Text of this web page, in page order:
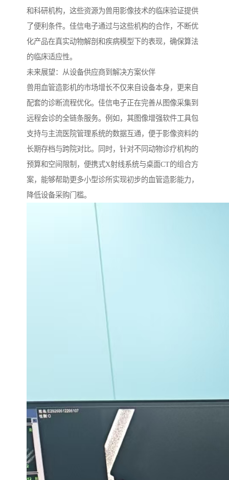
和科研机构，这些资源为兽用影像技术的临床验证提供
了便利条件。佳信电子通过与这些机构的合作，不断优
化产品在真实动物解剖和疾病模型下的表现，确保算法
的临床适应性。
未来展望：从设备供应商到解决方案伙伴
兽用血管造影机的市场增长不仅来自设备本身，更来自
配套的诊断流程优化。佳信电子正在完善从图像采集到
远程会诊的全链条服务。例如，其图像增强软件工具包
支持与主流医院管理系统的数据互通，便于影像资料的
长期存档与跨院对比。同时，针对不同动物诊疗机构的
预算和空间限制，便携式X射线系统与桌面CT的组合方
案，能够帮助更多小型诊所实现初步的血管造影能力，
降低设备采购门槛。